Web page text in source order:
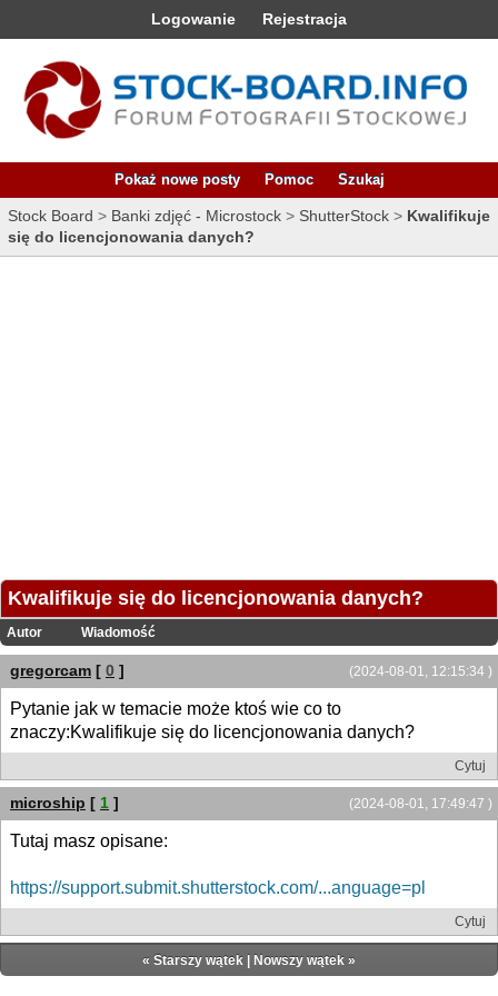
Logowanie Rejestracja
Pokaż nowe posty Pomoc Szukaj
Stock Board > Banki zdjęć - Microstock > ShutterStock > Kwalifikuje
się do licencjonowania danych?
Kwalifikuje się do licencjonowania danych?
Autor Wiadomość
(2024-08-01, 12:15:34 )
gregorcam [ 0 ]
Pytanie jak w temacie może ktoś wie co to
znaczy:Kwalifikuje się do licencjonowania danych?
Cytuj
(2024-08-01, 17:49:47 )
microship [ 1 ]
Tutaj masz opisane:
https://support.submit.shutterstock.com/...anguage=pl
Cytuj
« Starszy wątek | Nowszy wątek »